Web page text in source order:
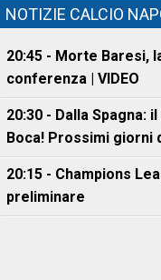
NOTIZIE CALCIO
20:45 - Morte Baresi,
conferenza | VIDEO
20:30 - Dalla Spagna:
Boca! Prossimi giorni
20:15 - Champions
preliminare